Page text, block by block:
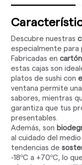
Descubre nuestras
especialmente para
Fabricadas en
estas cajas son
platos de sushi con
ventana permite
sabores, mientras
garantiza que tus
presentables.
Además, son
al cuidado del
tendencias de
-18ºC a +70ºC, lo